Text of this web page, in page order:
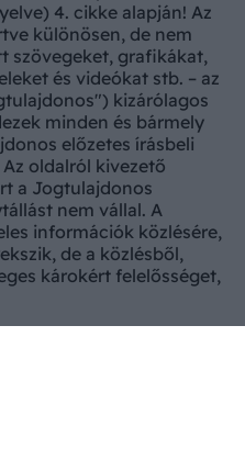
4. cikke alapján! Az
különösen, de nem
szövegeket, grafikákat,
és videókat stb. – az
kizárólagos
minden és bármely
előzetes írásbeli
oldalról kivezető
a Jogtulajdonos
nem vállal. A
információk közlésére,
de a közlésből,
károkért felelősséget,